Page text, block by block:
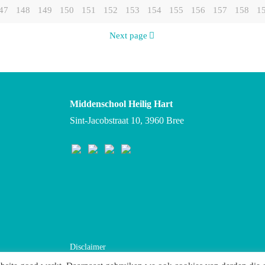
148 149 150 151 152 153 154 155 156 157 158
Next page
Middenschool Heilig Hart
Sint-Jacobstraat 10, 3960 Bree
Disclaimer